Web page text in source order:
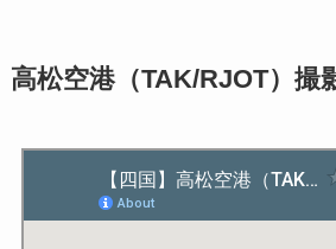
高松空港（TAK/RJOT）撮